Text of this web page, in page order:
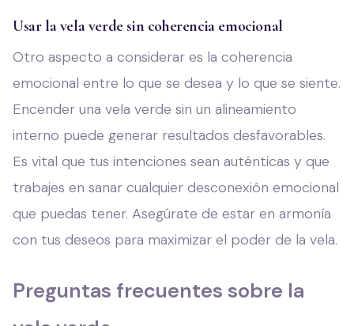
Usar la vela verde sin coherencia emocional
Otro aspecto a considerar es la coherencia
emocional entre lo que se desea y lo que se siente.
Encender una vela verde sin un alineamiento
interno puede generar resultados desfavorables.
Es vital que tus intenciones sean auténticas y que
trabajes en sanar cualquier desconexión emocional
que puedas tener. Asegúrate de estar en armonía
con tus deseos para maximizar el poder de la vela.
Preguntas frecuentes sobre la